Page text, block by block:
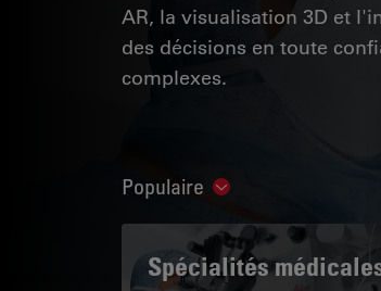
AR, la visualisation 3D et
des décisions en toute
complexes.
Populaire Show subnavigation
Spécialités